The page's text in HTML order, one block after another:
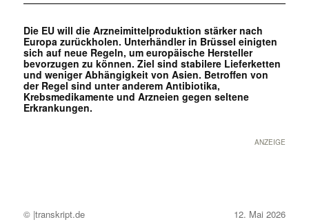
Die EU will die Arzneimittelproduktion stärker nach
Europa zurückholen. Unterhändler in Brüssel einigten
sich auf neue Regeln, um europäische Hersteller
bevorzugen zu können. Ziel sind stabilere Lieferketten
und weniger Abhängigkeit von Asien. Betroffen von
der Regel sind unter anderem Antibiotika,
Krebsmedikamente und Arzneien gegen seltene
Erkrankungen.
ANZEIGE
© |transkript.de 12. Mai 2026